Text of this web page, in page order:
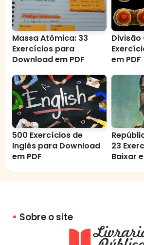
Massa Atômica: 33
Exercícios para
Download em PDF
Divisão
em PDF
500 Exercícios de
Inglês para Download
em PDF
23
Baixar
Sobre o site